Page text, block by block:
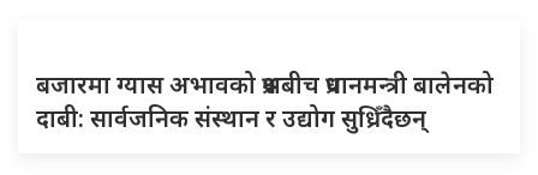
बजारमा ग्यास अभावको प्रश्नबीच प्रधानमन्त्री बालेनको
दाबी: सार्वजनिक संस्थान र उद्योग सुध्रिँदैछन्